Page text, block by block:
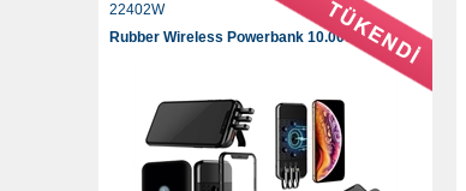
22402W
Rubber Wireless Powerbank 10.000 Mah